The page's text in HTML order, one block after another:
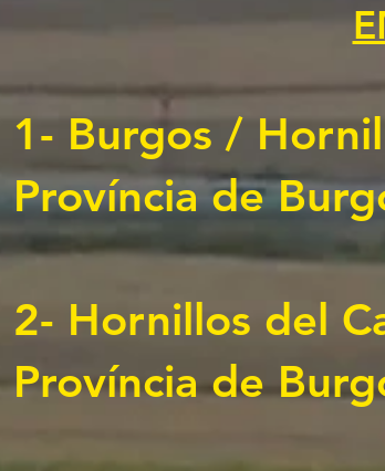
1- Burgos /
Província de
2- Hornillos del
Província de